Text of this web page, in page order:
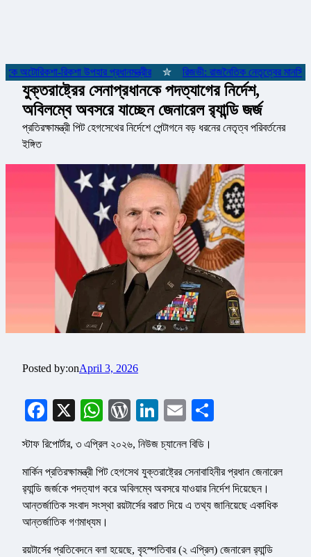
রিকশা উপহার প্রধানমন্ত্রীর ✮ রিজভী: রাজনৈতিক নেতৃত্বের
যুক্তরাষ্ট্রের সেনাপ্রধানকে পদত্যাগের নির্দেশ,
অবিলম্বে অবসরে যাচ্ছেন জেনারেল র‍্যান্ডি জর্জ
প্রতিরক্ষামন্ত্রী পিট হেগসেথের নির্দেশে পেন্টাগনে বড় ধরনের নেতৃত্ব পরিবর্তনের
ইঙ্গিত
Posted by:onApril 3, 2026
Facebook
X WhatsApp
WordPress
LinkedIn
Email
স্টাফ রিপোর্টার, ৩ এপ্রিল ২০২৬, নিউজ চ্যানেল বিডি।
মার্কিন প্রতিরক্ষামন্ত্রী পিট হেগসেথ যুক্তরাষ্ট্রের সেনাবাহিনীর প্রধান জেনারেল
র‍্যান্ডি জর্জকে পদত্যাগ করে অবিলম্বে অবসরে যাওয়ার নির্দেশ দিয়েছেন।
আন্তর্জাতিক সংবাদ সংস্থা রয়টার্সের বরাত দিয়ে এ তথ্য জানিয়েছে একাধিক
আন্তর্জাতিক গণমাধ্যম।
রয়টার্সের প্রতিবেদনে বলা হয়েছে, বৃহস্পতিবার (২ এপ্রিল) জেনারেল র‍্যান্ডি